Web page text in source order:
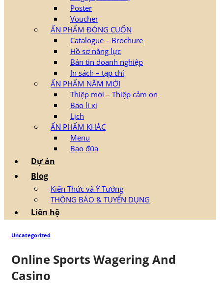
Poster
Voucher
ẤN PHẨM ĐÓNG CUỐN
Catalogue – Brochure
Hồ sơ năng lực
Bản tin doanh nghiệp
In sách – tạp chí
ẤN PHẨM NĂM MỚI
Thiệp mời – Thiệp cảm ơn
Bao lì xì
Lịch
ẤN PHẨM KHÁC
Menu
Bao đũa
Dự án
Blog
Kiến Thức và Ý Tưởng
THÔNG BÁO & TUYỂN DỤNG
Liên hệ
Uncategorized
Online Sports Wagering And
Casino